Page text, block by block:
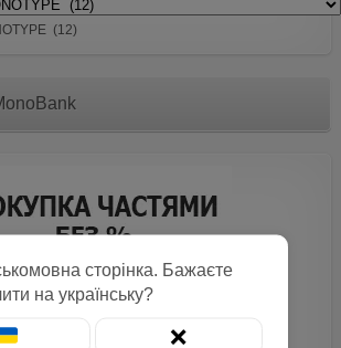
(12)
сторінка. Бажаєте
на українську?
❌